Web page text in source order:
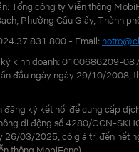
Tổng công ty Viễn thông
Phường Cầu Giấy, Thành
- Email:
kinh doanh: 0100686209-
đầu ngày ngày 29/10/2008,
đăng ký kết nối để cung cấp
di động số 4280/GCN-
26/03/2025, có giá trị đến hết